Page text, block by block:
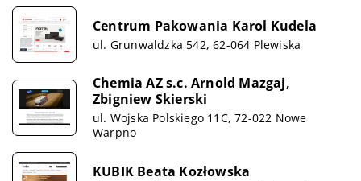
Centrum Pakowania Karol Kudela
ul. Grunwaldzka 542, 62-064 Plewiska
Chemia AZ s.c. Arnold Mazgaj,
Zbigniew Skierski
ul. Wojska Polskiego 11C, 72-022 Nowe
Warpno
KUBIK Beata Kozłowska